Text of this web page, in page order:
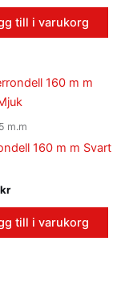
till i varukorg
m.m
160 m m Svart
kr
till i varukorg